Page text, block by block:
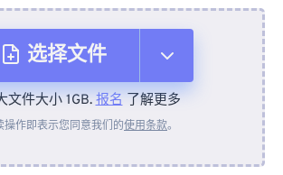
选择文件
从设备
文件大小 1GB.报名了解更多
操作即表示您同意我们的使用条款。